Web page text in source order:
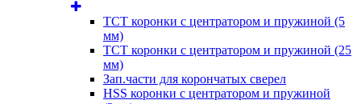
ТСТ коронки с центратором и пружиной (5
мм)
ТСТ коронки с центратором и пружиной (25
мм)
Зап.части для корончатых сверел
HSS коронки с центратором и пружиной